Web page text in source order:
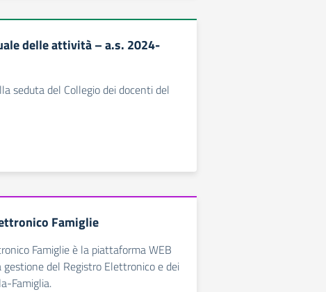
delle attività – a.s. 2024-
seduta del Collegio dei docenti del
Famiglie
Famiglie è la piattaforma WEB
gestione del Registro Elettronico e dei
Famiglia.